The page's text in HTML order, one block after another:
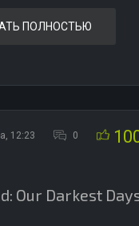
ПОЛНОСТЬЮ
12:23 0
Our Darkest